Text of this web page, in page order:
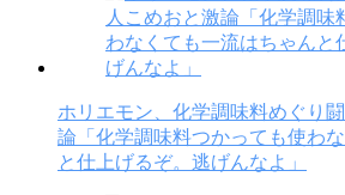
ホリエモン、化学調味料めぐり
論「化学調味料つかっても使わ
と仕上げるぞ。逃げんなよ」